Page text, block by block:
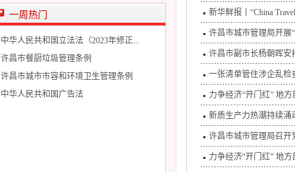
新华鲜报丨“China
许昌市城市管理局开展
许昌市副市长杨朝晖安
一张清单管住涉企乱检
力争经济“开门红” 地
新质生产力热潮持续
许昌市城市管理局召开
力争经济“开门红” 地
一周热门
中华人民共和国立法法（2023年修正...
许昌市餐厨垃圾管理条例
许昌市城市市容和环境卫生管理条例
中华人民共和国广告法